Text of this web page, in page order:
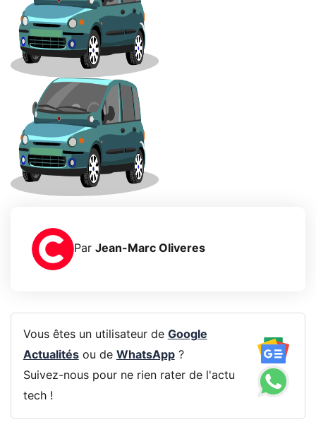
Par Jean-Marc Oliveres
Vous êtes un utilisateur de Google
Actualitésou de WhatsApp?
Suivez-nous pour ne rien rater de l'actu
tech !